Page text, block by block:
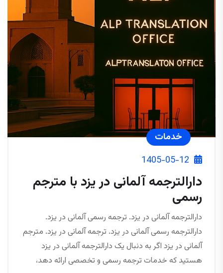
خدمات
1405-05-12
دارالترجمه آلمانی در یزد با مترجم
رسمی
دارالترجمه آلمانی در یزد. ترجمه رسمی آلمانی در یزد.
دارالترجمه رسمی آلمانی در یزد. ترجمه آلمانی در یزد. مترجم
آلمانی در یزد اگر به دنبال یک دارالترجمه آلمانی در یزد
هستید که خدمات ترجمه رسمی و تخصصی ارائه دهد،